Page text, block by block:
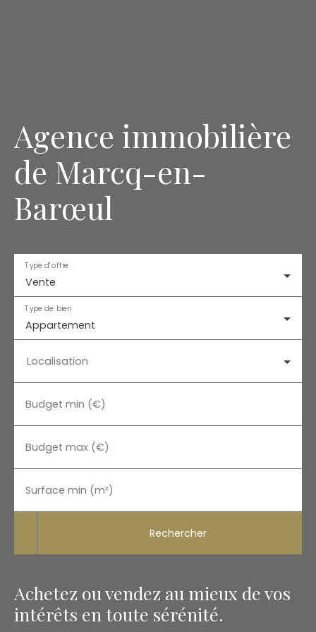
Agence immobilière
de Marcq-en-
Barœul
Vente
Type d'offre
Appartement
Type de bien
Localisation
Budget min (€)
Budget max (€)
Surface min (m²)
Rechercher
Achetez ou vendez au mieux de vos
intérêts en toute sérénité.